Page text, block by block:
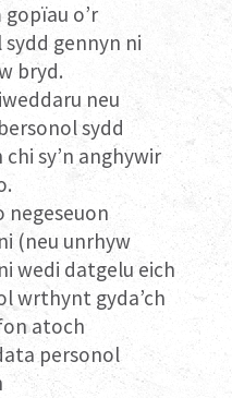
o’r
gennyn ni
bryd.
neu
sydd
sy’n anghywir
negeseuon
(neu unrhyw
wedi datgelu eich
wrthynt gyda’ch
atoch
personol